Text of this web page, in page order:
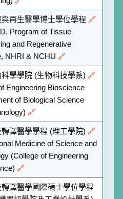
再生醫學博士學位學程 🔗
Program of Tissue
and Regenerative
NHRI & NCHU 🔗
學學院 (生物科技學系) 🔗
Engineering Bioscience
of Biological Science
🔗
譯醫學學程 (理工學院) 🔗
Medicine of Science and
(College of Engineering
🔗
譯醫學國際碩士學位學程